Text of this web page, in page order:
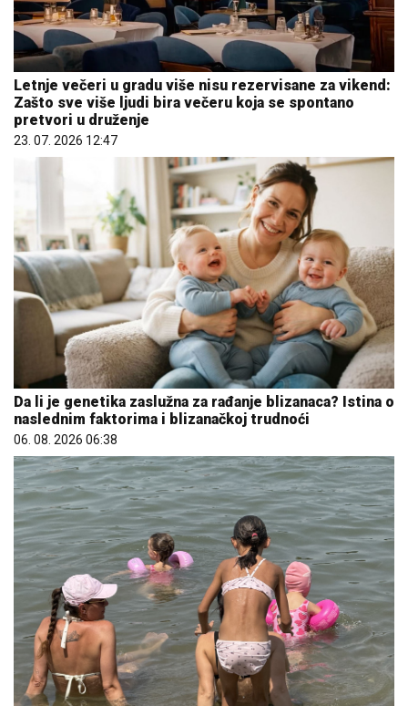
Letnje večeri u gradu više nisu rezervisane za vikend:
Zašto sve više ljudi bira večeru koja se spontano
pretvori u druženje
23. 07. 2026 12:47
Da li je genetika zaslužna za rađanje blizanaca? Istina o
naslednim faktorima i blizanačkoj trudnoći
06. 08. 2026 06:38